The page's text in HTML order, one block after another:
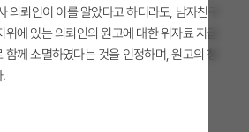
뢰인이 이를 알았다고 하더라도, 남자친구
에 있는 의뢰인의 원고에 대한 위자료 지급
께 소멸하였다는 것을 인정하며, 원고의 청
.